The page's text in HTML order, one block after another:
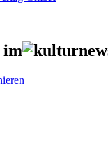
im